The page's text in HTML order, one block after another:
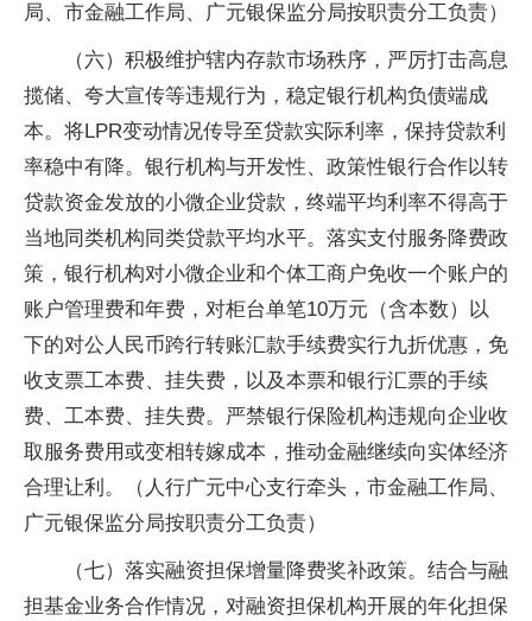
局、市金融工作局、广元银保监分局按职责分工负责）
（六）积极维护辖内存款市场秩序，严厉打击高息
揽储、夸大宣传等违规行为，稳定银行机构负债端成
本。将LPR变动情况传导至贷款实际利率，保持贷款利
率稳中有降。银行机构与开发性、政策性银行合作以转
贷款资金发放的小微企业贷款，终端平均利率不得高于
当地同类机构同类贷款平均水平。落实支付服务降费政
策，银行机构对小微企业和个体工商户免收一个账户的
账户管理费和年费，对柜台单笔10万元（含本数）以
下的对公人民币跨行转账汇款手续费实行九折优惠，免
收支票工本费、挂失费，以及本票和银行汇票的手续
费、工本费、挂失费。严禁银行保险机构违规向企业收
取服务费用或变相转嫁成本，推动金融继续向实体经济
合理让利。（人行广元中心支行牵头，市金融工作局、
广元银保监分局按职责分工负责）
（七）落实融资担保增量降费奖补政策。结合与融
担基金业务合作情况，对融资担保机构开展的年化担保